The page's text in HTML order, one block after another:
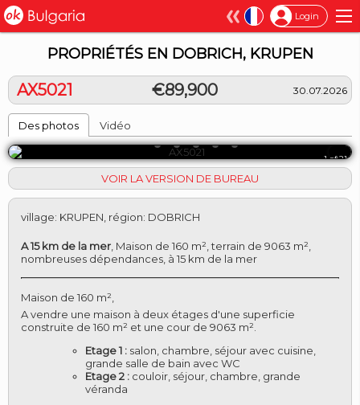
Login ×
PROPRIÉTÉS EN DOBRICH, KRUPEN
AX5021 €89,900 30.07.2026
Des photos Vidéo
1 of 21
VOIR LA VERSION DE BUREAU
village: KRUPEN région: DOBRICH
A 15 km de la mer Maison de 160 m², terrain de 9063 m²,
nombreuses dépendances, à 15 km de la mer
Maison de 160 m²,
A vendre une maison à deux étages d'une superficie
construite de 160 m² et une cour de 9063 m².
Etage 1 : salon, chambre, séjour avec cuisine,
grande salle de bain avec WC
Etage 2 : couloir, séjour, chambre, grande
véranda